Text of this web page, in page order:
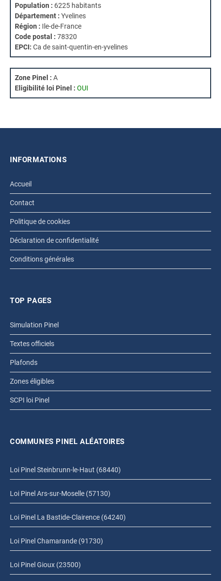
Population : 6225 habitants
Département : Yvelines
Région : Ile-de-France
Code postal : 78320
EPCI: Ca de saint-quentin-en-yvelines
Zone Pinel : A
Eligibilité loi Pinel : OUI
INFORMATIONS
Accueil
Contact
Politique de cookies
Déclaration de confidentialité
Conditions générales
TOP PAGES
Simulation Pinel
Textes officiels
Plafonds
Zones éligibles
SCPI loi Pinel
COMMUNES PINEL ALÉATOIRES
Loi Pinel Steinbrunn-le-Haut (68440)
Loi Pinel Ars-sur-Moselle (57130)
Loi Pinel La Bastide-Clairence (64240)
Loi Pinel Chamarande (91730)
Loi Pinel Gioux (23500)